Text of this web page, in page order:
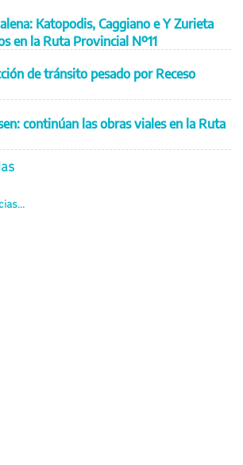
Katopodis, Caggiano e Y Zurieta
en la Ruta Provincial Nº11
de tránsito pesado por Receso
continúan las obras viales en la Ruta